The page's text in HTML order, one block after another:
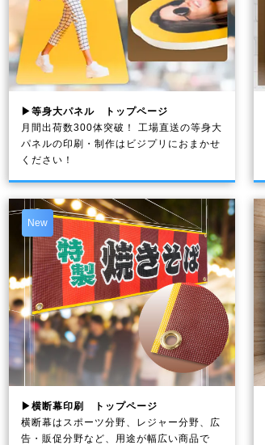
▶等身大パネル トップページ
月間出荷数300体突破！ 工場直送の等身大
パネルの印刷・制作は ビジプリ におまかせ
ください！
New
▶横断幕印刷 トップページ
横断幕はスポーツ分野、レジャー分野、広
告・販促分野など、用途が幅広い商品で